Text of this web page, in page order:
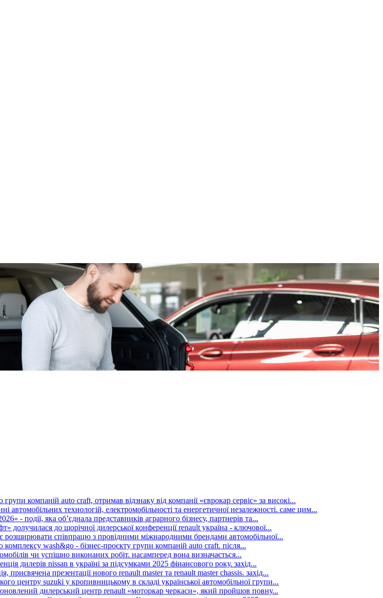
компаній auto craft, отримав відзнаку від компанії «єврокар сервіс» за високі...
автомобільних технологій, електромобільності та енергетичної незалежності. саме цим...
- події, яка об’єднала представників аграрного бізнесу, партнерів та...
долучилася до щорічної дилерської конференції renault україна - ключової...
розширювати співпрацю з провідними міжнародними брендами автомобільної...
wash&go - бізнес-проєкту групи компаній auto craft. після...
чи успішно виконаних робіт. насамперед вона визначається...
дилерів nissan в україні за підсумками 2025 фінансового року. захід...
присвячена презентації нового renault master та renault master chassis. захід...
центру suzuki у кропивницькому в складі української автомобільної групи...
дилерський центр renault «моторкар черкаси», який пройшов повну...